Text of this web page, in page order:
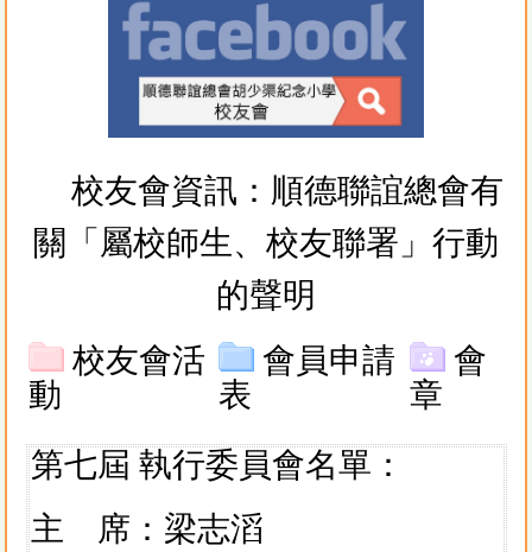
校友會資訊： 順德聯誼總會有
關「屬校師生、校友聯署」行動
的聲明
校友會活
動
會員申請
表
會
章
第七屆 執行委員會名單：
主 席：梁志滔